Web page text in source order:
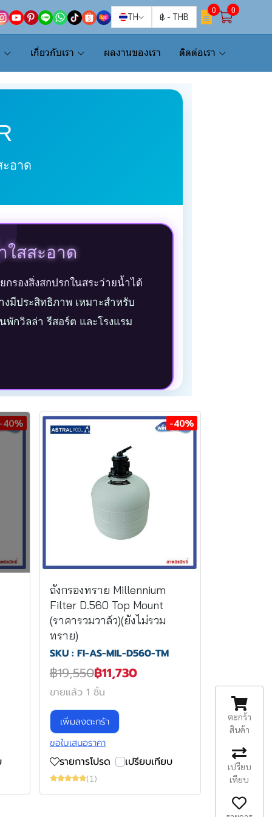
TH ฿ - THB
0 0
เกี่ยวกับเรา ผลงานของเรา ติดต่อเรา
อาด
ใสสะอาด
กรองสิ่งสกปรกในสระว่ายน้ำได้
งมีประสิทธิภาพ เหมาะสำหรับ
พักวิลล่า รีสอร์ต และโรงแรม
40% -40%
ถังกรองทราย Millennium
Filter D.560 Top Mount
(ราคารวมวาล์ว)(ยังไม่รวม
ทราย)
SKU : FI-AS-MIL-D560-TM
฿19,550฿11,730
ขายแล้ว 1 ชิ้น
เพิ่มลงตะกร้า
ขอใบเสนอราคา
รายการโปรด เปรียบเทียบ
(1)
ตะกร้า
สินค้า
เปรียบ
เทียบ